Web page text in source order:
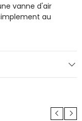
vanne d'air
au